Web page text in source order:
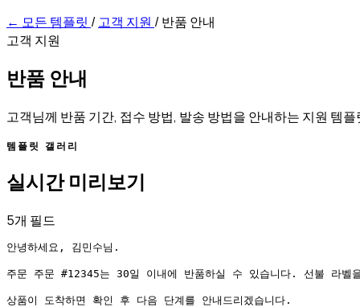
← 모든 템플릿 /고객 지원 /반품 안내
고객 지원
반품 안내
고객님께 반품 기간, 접수 방법, 발송 방법을 안내하는 지원 템
템플릿 갤러리
실시간 미리보기
5개 필드
안녕하세요, 김민수님.
주문 주문 #12345는 30일 이내에 반품하실 수 있습니다. 선불 라벨
상품이 도착하면 확인 후 다음 단계를 안내드리겠습니다.